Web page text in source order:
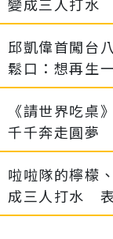
邱凱偉首闖台
鬆口：想再生
《請世界吃桌
千千奔走圓夢
啦啦隊的檸檬
成三人打水